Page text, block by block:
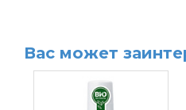
Вас может